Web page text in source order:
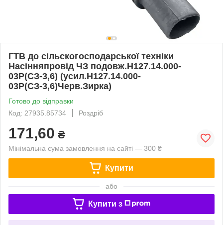
ГТВ до сільскогосподарської техніки
Насінняпровід ЧЗ подовж.Н127.14.000-
03Р(СЗ-3,6) (усил.Н127.14.000-
03Р(СЗ-3,6)Черв.Зирка)
Готово до відправки
Код: 27935.85734
Роздріб
171,60 ₴
Мінімальна сума замовлення на сайті — 300 ₴
Купити
або
Купити з